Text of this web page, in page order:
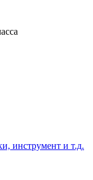
инструмент и т.д.